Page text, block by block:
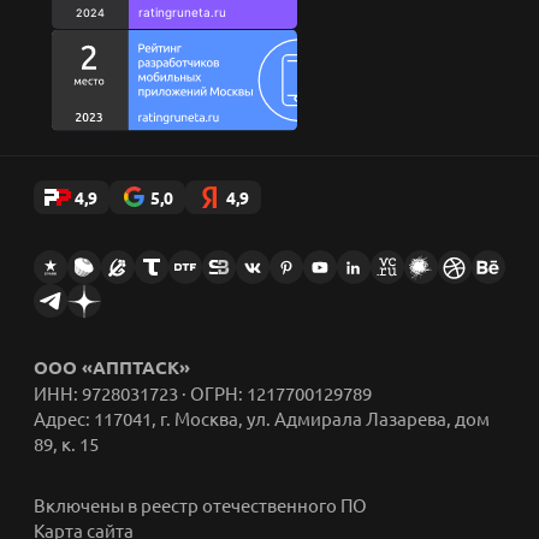
Стикеры AppFox в Telegram
4,9 5,0 4,9
ООО «АППТАСК»
ИНН: 9728031723 · ОГРН: 1217700129789
Адрес: 117041, г. Москва, ул. Адмирала Лазарева, дом
89, к. 15
Карта сайта
Включены в реестр отечественного ПО